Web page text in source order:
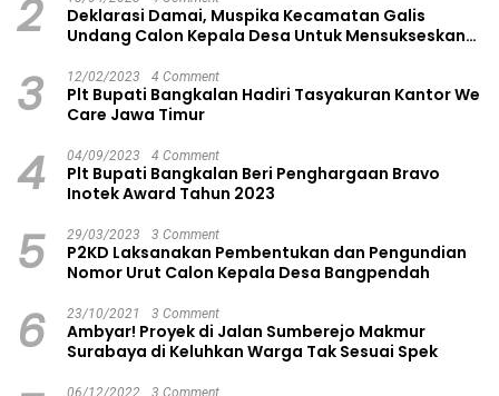
2
Deklarasi Damai, Muspika Kecamatan Galis
Undang Calon Kepala Desa Untuk Mensukseskan
3 12/02/2023 4 Comment
Plt Bupati Bangkalan Hadiri Tasyakuran Kantor We
Care Jawa Timur
4 04/09/2023 4 Comment
Plt Bupati Bangkalan Beri Penghargaan Bravo
Inotek Award Tahun 2023
5 29/03/2023 3 Comment
P2KD Laksanakan Pembentukan dan Pengundian
Nomor Urut Calon Kepala Desa Bangpendah
6 23/10/2021 3 Comment
Ambyar! Proyek di Jalan Sumberejo Makmur
Surabaya di Keluhkan Warga Tak Sesuai Spek
06/12/2022 3 Comment